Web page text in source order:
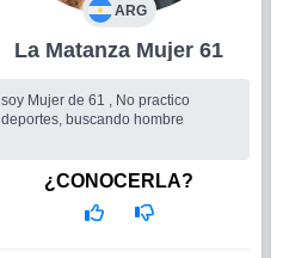
ARG
La Matanza Mujer 61
soy Mujer de 61 , No practico
deportes, buscando hombre
¿CONOCERLA?